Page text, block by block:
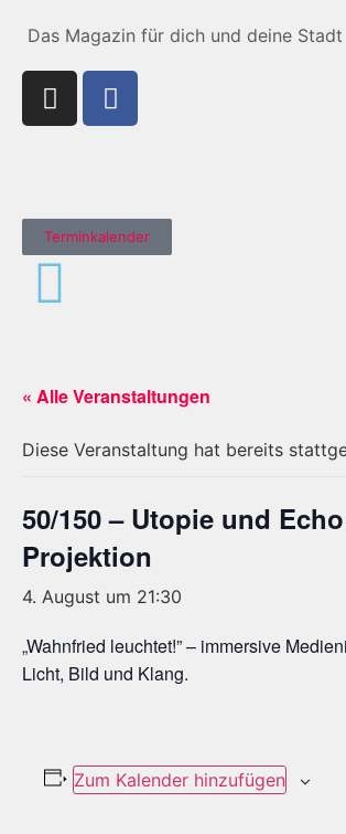
Das Magazin für dich und deine Stadt
Terminkalender
« Alle Veranstaltungen
Diese Veranstaltung hat bereits
50/150 – Utopie und
Projektion
4. August um 21:30
„Wahnfried leuchtet!” – immersive
Licht, Bild und Klang.
Zum Kalender hinzufügen